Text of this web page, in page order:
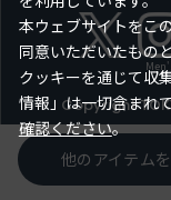
他のアイテム
Copyright
本ウェブサイトをこ
同意いただいたもの
クッキーを通じて収
情報」は一切含まれ
確認ください。